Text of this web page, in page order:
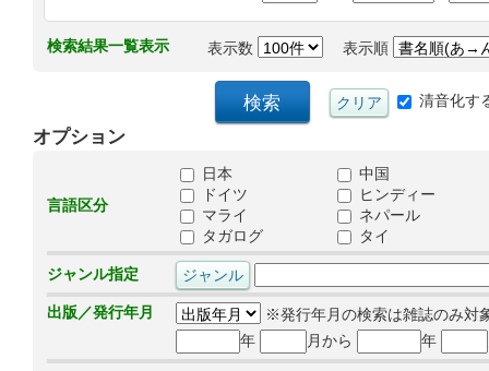
検索結果一覧表示 表示数 表示順
清音化す
オプション
言語区分
日本
中国
ドイツ
ヒンディー
マライ
ネパール
タガログ
タイ
ジャンル指定
出版／発行年月
※発行年月の検索は雑誌のみ対
年
月から 年